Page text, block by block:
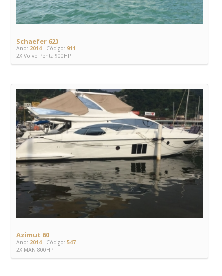
Schaefer 620
Ano: 2014- Código: 911
2X Volvo Penta 900HP
Azimut 60
Ano: 2014- Código: 547
2X MAN 800HP